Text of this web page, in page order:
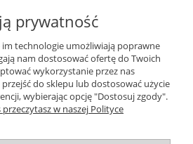
Pomoc
Moje konto
prywatność
technologie umożliwiają poprawne
nam dostosować ofertę do Twoich
wykorzystanie przez nas
do sklepu lub dostosować użycie
wybierając opcję "Dostosuj zgody".
w naszej Polityce